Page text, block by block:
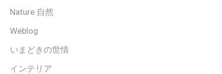
Nature 自然
Weblog
いまどきの世情
インテリア